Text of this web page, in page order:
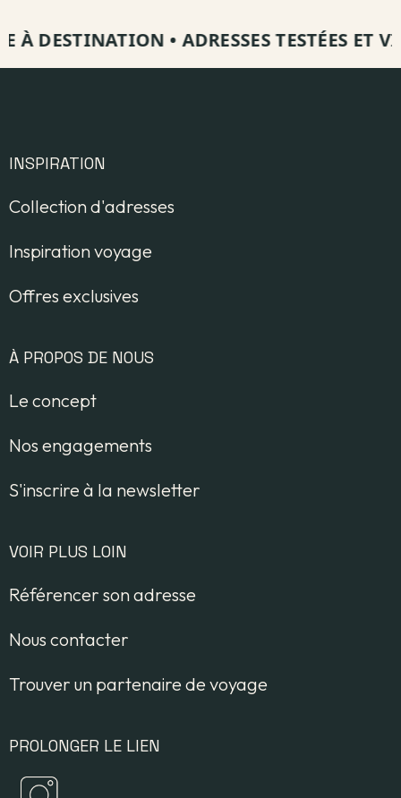
DESTINATION• ADRESSES TESTÉES ET
INSPIRATION
Collection d'adresses
Inspiration voyage
Offres exclusives
À PROPOS DE NOUS
Le concept
Nos engagements
S'inscrire à la newsletter
VOIR PLUS LOIN
Référencer son adresse
Nous contacter
Trouver un partenaire de voyage
PROLONGER LE LIEN